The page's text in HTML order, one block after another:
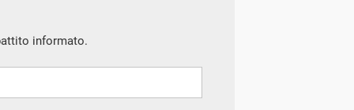
informato.